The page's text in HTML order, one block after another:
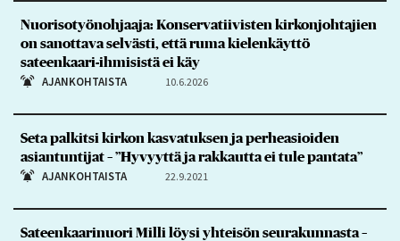
Nuorisotyönohjaaja: Konservatiivisten kirkonjohtajien
on sanottava selvästi, että ruma kielenkäyttö
sateenkaari-ihmisistä ei käy
AJANKOHTAISTA 10.6.2026
Seta palkitsi kirkon kasvatuksen ja perheasioiden
asiantuntijat – ”Hyvyyttä ja rakkautta ei tule pantata”
AJANKOHTAISTA 22.9.2021
Sateenkaarinuori Milli löysi yhteisön seurakunnasta –